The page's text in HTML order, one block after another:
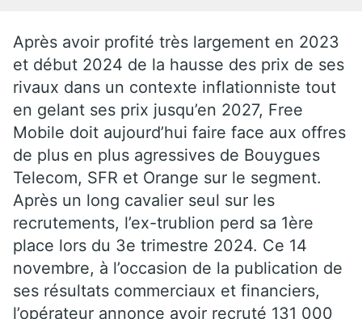
Après avoir profité très largement en 2023
et début 2024 de la hausse des prix de ses
rivaux dans un contexte inflationniste tout
en gelant ses prix jusqu’en 2027, Free
Mobile doit aujourd’hui faire face aux offres
de plus en plus agressives de Bouygues
Telecom, SFR et Orange sur le segment.
Après un long cavalier seul sur les
recrutements, l’ex-trublion perd sa 1ère
place lors du 3e trimestre 2024. Ce 14
novembre, à l’occasion de la publication de
ses résultats commerciaux et financiers,
l’opérateur annonce avoir recruté 131 000